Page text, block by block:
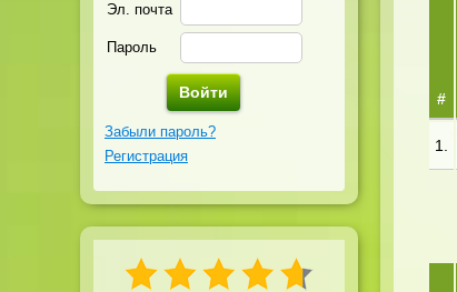
Эл. почта
Пароль
Забыли пароль?
Регистрация
#
1.